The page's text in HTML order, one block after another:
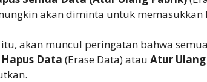
akan diminta untuk memasukkan
itu, akan muncul peringatan bahwa
Hapus Data (Erase Data) atau Atur Ulang